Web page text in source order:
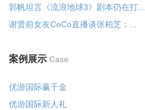
郭帆坦言《流浪地球3》剧本仍在打...
谢贤前女友CoCo直播谈张柏芝：...
案例展示 Case
优游国际赢千金
优游国际新人礼